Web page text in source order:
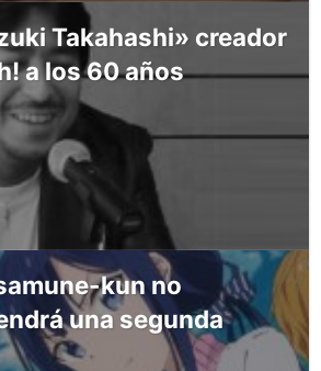
Takahashi» creador
a los 60 años
kun no
una segunda